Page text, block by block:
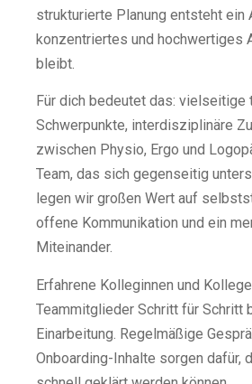
strukturierte Planung entsteht ein
konzentriertes und hochwertiges
bleibt.
Für dich bedeutet das: vielseitige
Schwerpunkte, interdisziplinäre
zwischen Physio, Ergo und
Team, das sich gegenseitig
legen wir großen Wert auf
offene Kommunikation und ein
Miteinander.
Erfahrene Kolleginnen und
Teammitglieder Schritt für Schritt
Einarbeitung. Regelmäßige
Onboarding-Inhalte sorgen dafür,